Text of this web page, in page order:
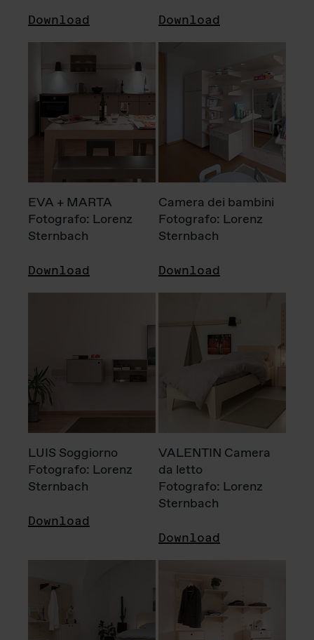
Download Download
EVA + MARTA
Fotografo: Lorenz
Sternbach
Download
Camera dei bambini
Fotografo: Lorenz
Sternbach
Download
LUIS Soggiorno
Fotografo: Lorenz
Sternbach
Download
VALENTIN Camera
da letto
Fotografo: Lorenz
Sternbach
Download